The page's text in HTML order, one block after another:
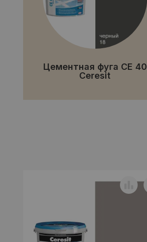
Цементная фуга CE 40
Ceresit